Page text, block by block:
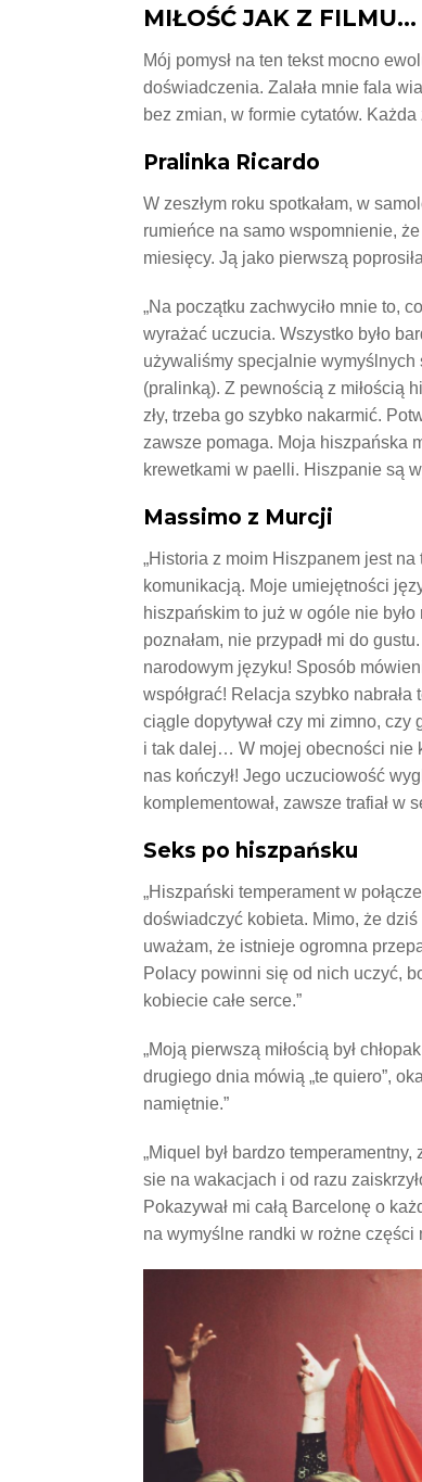
MIŁOŚĆ JAK Z FILMU…
Mój pomysł na ten tekst mocno
doświadczenia. Zalała mnie fala
bez zmian, w formie cytatów.
Pralinka Ricardo
W zeszłym roku spotkałam, w
rumieńce na samo wspomnienie,
miesięcy. Ją jako pierwszą
„Na początku zachwyciło mnie to,
wyrażać uczucia. Wszystko było
używaliśmy specjalnie wymyślnych
(pralinką). Z pewnością z miłością
zły, trzeba go szybko nakarmić.
zawsze pomaga. Moja hiszpańska
krewetkami w paelli. Hiszpanie są
Massimo z Murcji
„Historia z moim Hiszpanem jest
komunikacją. Moje umiejętności
hiszpańskim to już w ogóle nie
poznałam, nie przypadł mi do
narodowym języku! Sposób
współgrać! Relacja szybko
ciągle dopytywał czy mi zimno, czy
i tak dalej… W mojej obecności nie
nas kończył! Jego uczuciowość
komplementował, zawsze trafiał w
Seks po hiszpańsku
„Hiszpański temperament w
doświadczyć kobieta. Mimo, że
uważam, że istnieje ogromna
Polacy powinni się od nich uczyć,
kobiecie całe serce.”
„Moją pierwszą miłością był
drugiego dnia mówią „te quiero”,
namiętnie.”
„Miquel był bardzo
sie na wakacjach i od razu
Pokazywał mi całą Barcelonę o
na wymyślne randki w rożne części